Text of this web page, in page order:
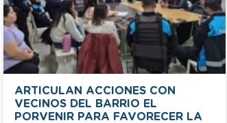
ARTICULAN ACCIONES CON
VECINOS DEL BARRIO EL
PORVENIR PARA FAVORECER LA